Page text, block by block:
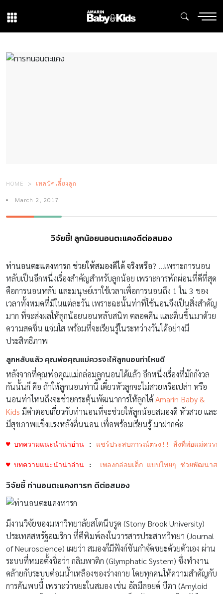
HOME เทคนิคเลี้ยงลูก
March 2, 2017
วิจัยชี้! ลูกน้อยนอนตะแคงดีต่อสมอง
ท่านอนตะแคงทารก ช่วยให้สมองดีได้ จริงหรือ? …เพราะการนอน
หลับเป็นอีกหนึ่งเรื่องสำคัญสำหรับลูกน้อย เพราะการพักผ่อนที่ดีที่สุด
คือการนอนหลับ และมนุษย์เราใช้เวลาเพื่อการนอนถึง 1 ใน 3 ของ
เวลาทั้งหมดที่มีในแต่ละวัน เพราะฉะนั้นท่าที่ใช้นอนจึงเป็นสิ่งสำคัญ
มาก ที่จะส่งผลให้ลูกน้อยนอนหลับสนิท ตลอดคืน และตื่นขึ้นมาด้วย
ความสดชื่น แจ่มใส พร้อมที่จะเรียนรู้ในระหว่างวันได้อย่างมี
ประสิทธิภาพ
ลูกหลับแล้ว คุณพ่อคุณแม่ควรจะให้ลูกนอนท่าไหนดี
หลังจากที่คุณพ่อคุณแม่กล่อมลูกนอนได้แล้ว อีกหนึ่งเรื่องที่มักกังวล
กันนั้นก็ คือ ถ้าให้ลูกนอนท่านี้ เดี๋ยวหัวลูกจะไม่สวยหรือเปล่า หรือ
นอนท่าไหนถึงจะช่วยกระตุ้นพัฒนาการให้ลูกได้Amarin Baby &
Kids มีคำตอบเกี่ยวกับท่านอนที่จะช่วยให้ลูกน้อยสมองดี หัวสวย และ
มีสุขภาพแข็งแรงหลังตื่นนอน เพื่อพร้อมเรียนรู้ มาฝากค่ะ
♥ บทความแนะนำน่าอ่าน : แชร์ประสบการณ์ตรง!! สิ่งที่พ่อแม่ควรท
♥ บทความแนะนำน่าอ่าน : เพลงกล่อมเด็ก แบบไทยๆ ช่วยพัฒนาส
วิจัยชี้ ท่านอนตะแคงทารก ดีต่อสมอง
มีงานวิจัยของมหาวิทยาลัยสโตนีบรูค (Stony Brook University)
ประเทศสหรัฐอเมริกา ที่ตีพิมพ์ลงในวารสารประสาทวิทยา (Journal
of Neuroscience) เผยว่า สมองก็มีฟังก์ชันกำจัดขยะด้วยตัวเอง ผ่าน
ระบบที่หมอตั้งชื่อว่า กลิมพาติก (Glymphatic System) ซึ่งทำงาน
คล้ายกับระบบต่อมน้ำเหลืองของร่างกาย โดยทุกคนให้ความสำคัญกับ
การค้นพบนี้ เพราะว่าขยะในสมอง เช่น อัลมีลอยด์ บีตา (Amyloid